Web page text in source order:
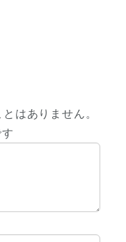
はありません。